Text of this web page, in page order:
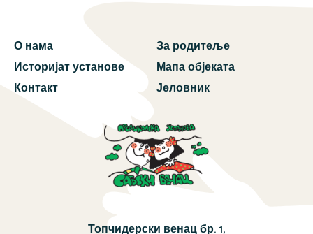
О нама
Историјат установе
Контакт
За родитеље
Мапа објеката
Јеловник
Топчидерски венац бр. 1,